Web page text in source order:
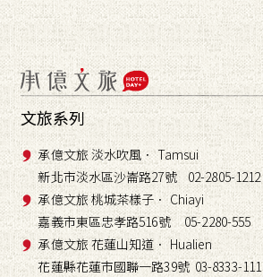
文旅系列
承億文旅 淡水吹風． Tamsui
新北市淡水區沙崙路27號 02-2805-1212
承億文旅 桃城茶樣子． Chiayi
嘉義市東區忠孝路516號 05-2280-555
承億文旅 花蓮山知道． Hualien
花蓮縣花蓮市國聯一路39號 03-8333-111